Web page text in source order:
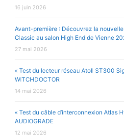
16 juin 2026
Avant-première : Découvrez la
Classic au salon High End de Vienne
27 mai 2026
« Test du lecteur réseau Atoll ST300
WITCHDOCTOR
14 mai 2026
« Test du câble d’interconnexion Atlas
AUDIOGRADE
12 mai 2026